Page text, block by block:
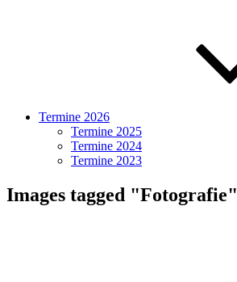
Termine 2026
Termine 2025
Termine 2024
Termine 2023
Images tagged "Fotografie"